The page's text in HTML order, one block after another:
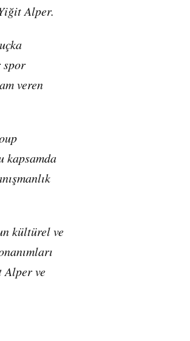
Alper.
spor
veren
kapsamda
kültürel ve
Alper ve